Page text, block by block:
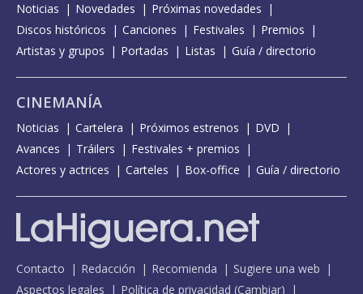
Noticias Novedades
Próximas novedades
Discos históricos
Canciones Festivales
Premios
Artistas y grupos
Portadas Listas Guía / directorio
CINEMANÍA
Noticias Cartelera Próximos estrenos
DVD
Avances
Tráilers
Festivales + premios
Actores y actrices
Carteles Box-office Guía / directorio
Contacto Redacción Recomienda
Sugiere una web
Aspectos legales
Política de privacidad (Cambiar)